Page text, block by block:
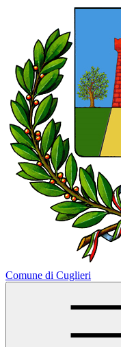
Comune di Cuglieri